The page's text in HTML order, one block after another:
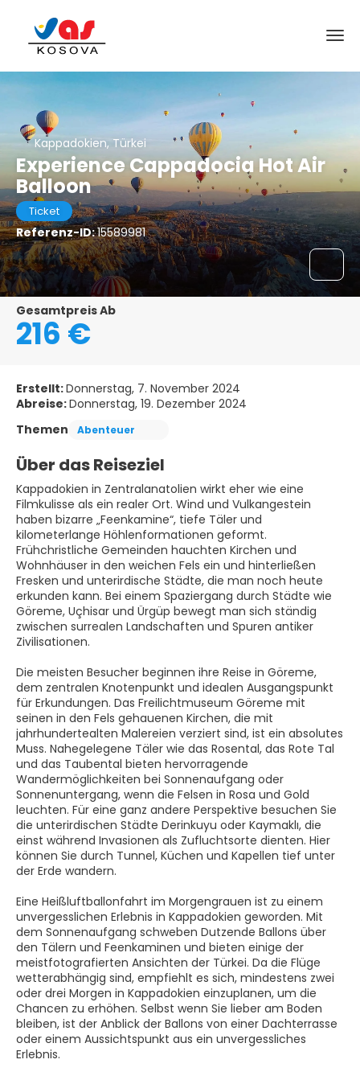
Kappadokien, Türkei
Experience Cappadocia Hot Air
Balloon
Ticket
Referenz-ID:15589981
Gesamtpreis Ab
216 €
Erstellt:Donnerstag, 7. November 2024
Abreise:Donnerstag, 19. Dezember 2024
Themen
Abenteuer
Über das Reiseziel
Kappadokien in Zentralanatolien wirkt eher wie eine
Filmkulisse als ein realer Ort. Wind und Vulkangestein
haben bizarre „Feenkamine“, tiefe Täler und
kilometerlange Höhlenformationen geformt.
Frühchristliche Gemeinden hauchten Kirchen und
Wohnhäuser in den weichen Fels ein und hinterließen
Fresken und unterirdische Städte, die man noch heute
erkunden kann. Bei einem Spaziergang durch Städte wie
Göreme, Uçhisar und Ürgüp bewegt man sich ständig
zwischen surrealen Landschaften und Spuren antiker
Zivilisationen.
Die meisten Besucher beginnen ihre Reise in Göreme,
dem zentralen Knotenpunkt und idealen Ausgangspunkt
für Erkundungen. Das Freilichtmuseum Göreme mit
seinen in den Fels gehauenen Kirchen, die mit
jahrhundertealten Malereien verziert sind, ist ein absolutes
Muss. Nahegelegene Täler wie das Rosental, das Rote Tal
und das Taubental bieten hervorragende
Wandermöglichkeiten bei Sonnenaufgang oder
Sonnenuntergang, wenn die Felsen in Rosa und Gold
leuchten. Für eine ganz andere Perspektive besuchen Sie
die unterirdischen Städte Derinkuyu oder Kaymaklı, die
einst während Invasionen als Zufluchtsorte dienten. Hier
können Sie durch Tunnel, Küchen und Kapellen tief unter
der Erde wandern.
Eine Heißluftballonfahrt im Morgengrauen ist zu einem
unvergesslichen Erlebnis in Kappadokien geworden. Mit
dem Sonnenaufgang schweben Dutzende Ballons über
den Tälern und Feenkaminen und bieten einige der
meistfotografierten Ansichten der Türkei. Da die Flüge
wetterabhängig sind, empfiehlt es sich, mindestens zwei
oder drei Morgen in Kappadokien einzuplanen, um die
Chancen zu erhöhen. Selbst wenn Sie lieber am Boden
bleiben, ist der Anblick der Ballons von einer Dachterrasse
oder einem Aussichtspunkt aus ein unvergessliches
Erlebnis.